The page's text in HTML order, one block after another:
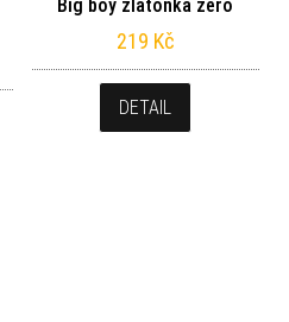
Big boy zlatonka zero
219 Kč
DETAIL